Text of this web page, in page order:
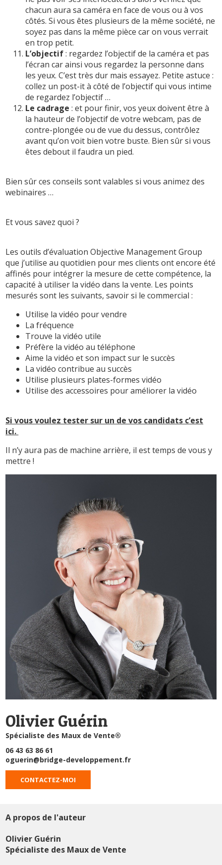
chacun aura sa caméra en face de vous ou à vos
côtés. Si vous êtes plusieurs de la même société, ne
soyez pas dans la même pièce car on vous verrait
en trop petit.
L’objectif: regardez l’objectif de la caméra et pas
l’écran car ainsi vous regardez la personne dans
les yeux. C’est très dur mais essayez. Petite astuce :
collez un post-it à côté de l’objectif qui vous intime
de regardez l’objectif …
Le cadrage : et pour finir, vos yeux doivent être à
la hauteur de l’objectif de votre webcam, pas de
contre-plongée ou de vue du dessus, contrôlez
avant qu’on voit bien votre buste. Bien sûr si vous
êtes debout il faudra un pied.
Bien sûr ces conseils sont valables si vous animez des
webinaires …
Et vous savez quoi ?
Les outils d’évaluation Objective Management Group
que j’utilise au quotidien pour mes clients ont encore été
affinés pour intégrer la mesure de cette compétence, la
capacité à utiliser la vidéo dans la vente. Les points
mesurés sont les suivants, savoir si le commercial :
Utilise la vidéo pour vendre
La fréquence
Trouve la vidéo utile
Préfère la vidéo au téléphone
Aime la vidéo et son impact sur le succès
La vidéo contribue au succès
Utilise plusieurs plates-formes vidéo
Utilise des accessoires pour améliorer la vidéo
Si vous voulez tester sur un de vos candidats c’est
ici.
Il n’y aura pas de machine arrière, il est temps de vous y
mettre !
Olivier Guérin
Spécialiste des Maux de Vente®
06 43 63 86 61
oguerin@bridge-developpement.fr
CONTACTEZ-MOI
A propos de l'auteur
Olivier Guérin
Spécialiste des Maux de Vente